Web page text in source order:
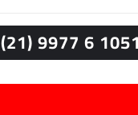
(21) 9977 6 1051